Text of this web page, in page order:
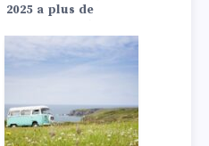
2025 a plus de
d’autonomie et une
accélération plus
rapide.